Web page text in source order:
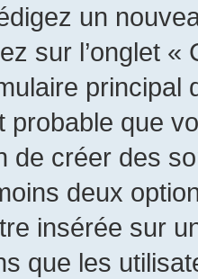
un
sur l’onglet
principal
probable que
de créer des
deux
insérée sur
que les